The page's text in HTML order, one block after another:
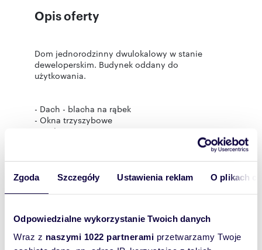
Zgoda Szczegóły Ustawienia reklam O plikach
Odpowiedzialne wykorzystanie Twoich danych
Wraz z naszymi 1022 partnerami przetwarzamy Twoje
Opis oferty
Dom jednorodzinny dwulokalowy w stanie
deweloperskim. Budynek oddany do
użytkowania.
- Dach - blacha na rąbek
- Okna trzyszybowe
- Tynki wewnętrzne - maszynowe, gipsowe
- Elewacja- Styropian grafitowy, tynk silikonowy
- Wewnętrzne instalacje wod-kan, elektryczna,
RTV, alarmowa
- System fotowoltaiczny
- Ogrzewanie podłogowe
ciepłej wody
- Dojście do budynku, miejsce postojowe przed
Rozwiń
Statystyki ogłoszenia: